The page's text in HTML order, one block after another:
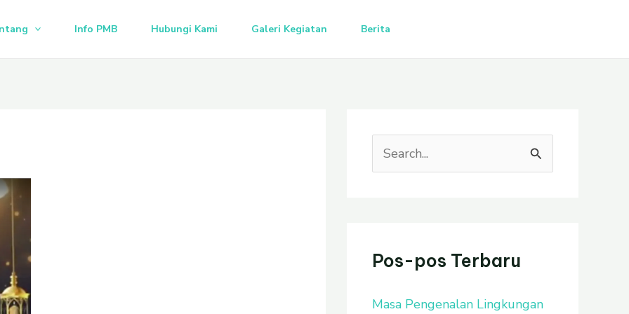
Info PMB Hubungi Kami Galeri Kegiatan Berita
u
t
Pos-pos Terbaru
Masa Pengenalan Lingkungan